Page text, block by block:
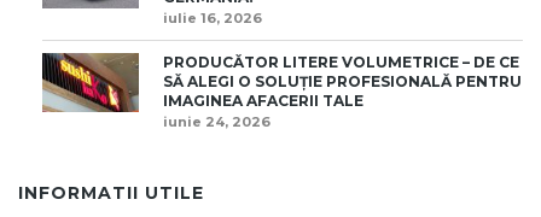
iulie 16, 2026
PRODUCĂTOR LITERE VOLUMETRICE – DE CE
SĂ ALEGI O SOLUȚIE PROFESIONALĂ PENTRU
IMAGINEA AFACERII TALE
iunie 24, 2026
INFORMATII UTILE